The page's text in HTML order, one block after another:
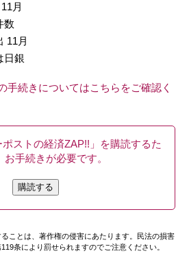
月
数
11月
日銀
手続きについてはこちらをご確認く
ストの経済ZAP!!」を購読するた
お手続きが必要です。
購読する
ことは、著作権の侵害にあたります。民法の損害
条により罰せられますのでご注意ください。